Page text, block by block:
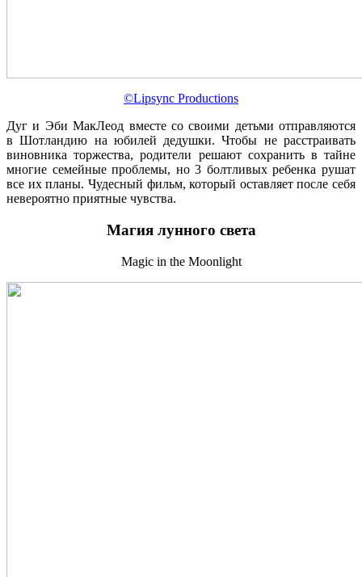
©Lipsync Productions
Дуг и Эби МакЛеод вместе со своими детьми отправляются
в Шотландию на юбилей дедушки. Чтобы не расстраивать
виновника торжества, родители решают сохранить в тайне
многие семейные проблемы, но 3 болтливых ребенка рушат
все их планы. Чудесный фильм, который оставляет после себя
невероятно приятные чувства.
Магия лунного света
Magic in the Moonlight